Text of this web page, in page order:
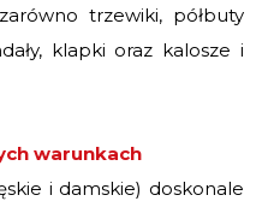
trzewiki, półbuty
klapki oraz kalosze i
warunkach
i damskie) doskonale